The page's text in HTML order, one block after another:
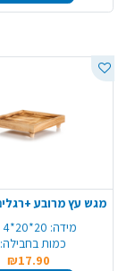
מידה: 20*20*4 ס"מ
כמות בחבילה:
₪17.90